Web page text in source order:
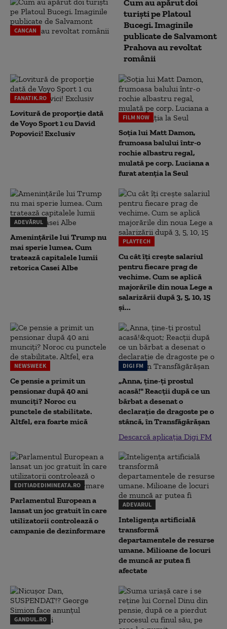
CANCAN
Cum au apărut doi
turiști pe Platoul
Bucegi. Imaginile
publicate de Salvamont
Prahova au revoltat
românii
FANATIK.RO
Lovitură de proporție dată
de Voyo Sport 1 cu David
Popovici! Exclusiv
FILM NOW
Soția lui Matt Damon,
frumoasa balului într-o
rochie albastru regal,
mulată pe corp. Luciana a
furat atenția la Seul
ADEVĂRUL
Amenințările lui Trump nu
mai sperie lumea. Cum
tratează capitalele lumii
retorica Casei Albe
PLAYTECH
Cu cât îți crește salariul
pentru fiecare prag de
vechime. Cum se aplică
majorările din noua Lege a
salarizării după 3, 5, 10, 15
și...
NEWSWEEK
Ce pensie a primit un
pensionar după 40 ani
munciți? Noroc cu
punctele de stabilitate.
Altfel, era foarte mică
DIGI FM
„Anna, ţine-ţi prostul
acasă!" Reacţii după ce un
bărbat a desenat o
declaraţie de dragoste pe o
stâncă, în Transfăgărăşan
Descarcă aplicația Digi FM
EDITIADEDIMINEATA.RO
Parlamentul European a
lansat un joc gratuit în care
utilizatorii controlează o
campanie de dezinformare
ADEVARUL
Inteligența artificială
transformă
departamentele de resurse
umane. Milioane de locuri
de muncă ar putea fi
afectate
GANDUL.RO